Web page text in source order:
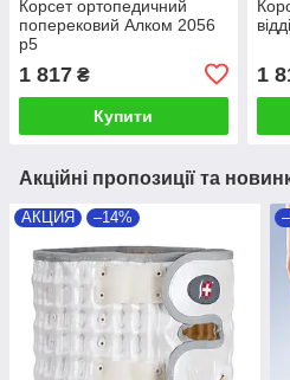
Корсет ортопедичний
поперековий Алком 2056
р5
1 817 ₴
Купити
1
Акційні пропозиції та
АКЦИЯ –14%